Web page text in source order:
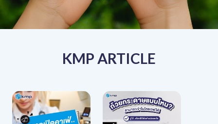
KMP ARTICLE